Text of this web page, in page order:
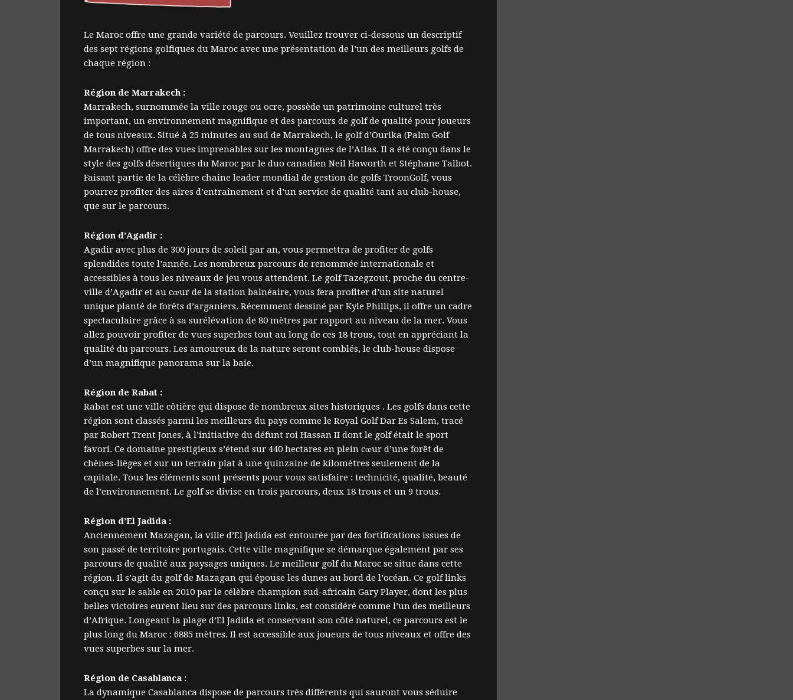
Le Maroc offre une grande variété de parcours. Veuillez trouver ci-dessous un descriptif
des sept régions golfiques du Maroc avec une présentation de l’un des meilleurs golfs de
chaque région :
Région de Marrakech :
Marrakech, surnommée la ville rouge ou ocre, possède un patrimoine culturel très
important, un environnement magnifique et des parcours de golf de qualité pour joueurs
de tous niveaux. Situé à 25 minutes au sud de Marrakech, le golf d’Ourika (Palm Golf
Marrakech) offre des vues imprenables sur les montagnes de l’Atlas. Il a été conçu dans le
style des golfs désertiques du Maroc par le duo canadien Neil Haworth et Stéphane Talbot.
Faisant partie de la célèbre chaîne leader mondial de gestion de golfs TroonGolf, vous
pourrez profiter des aires d’entraînement et d’un service de qualité tant au club-house,
que sur le parcours.
Région d’Agadir :
Agadir avec plus de 300 jours de soleil par an, vous permettra de profiter de golfs
splendides toute l’année. Les nombreux parcours de renommée internationale et
accessibles à tous les niveaux de jeu vous attendent. Le golf Tazegzout, proche du centre-
ville d’Agadir et au cœur de la station balnéaire, vous fera profiter d’un site naturel
unique planté de forêts d’arganiers. Récemment dessiné par Kyle Phillips, il offre un cadre
spectaculaire grâce à sa surélévation de 80 mètres par rapport au niveau de la mer. Vous
allez pouvoir profiter de vues superbes tout au long de ces 18 trous, tout en appréciant la
qualité du parcours. Les amoureux de la nature seront comblés, le club-house dispose
d’un magnifique panorama sur la baie.
Région de Rabat :
Rabat est une ville côtière qui dispose de nombreux sites historiques . Les golfs dans cette
région sont classés parmi les meilleurs du pays comme le Royal Golf Dar Es Salem, tracé
par Robert Trent Jones, à l’initiative du défunt roi Hassan II dont le golf était le sport
favori. Ce domaine prestigieux s’étend sur 440 hectares en plein cœur d’une forêt de
chênes-lièges et sur un terrain plat à une quinzaine de kilomètres seulement de la
capitale. Tous les éléments sont présents pour vous satisfaire : technicité, qualité, beauté
de l’environnement. Le golf se divise en trois parcours, deux 18 trous et un 9 trous.
Région d’El Jadida :
Anciennement Mazagan, la ville d’El Jadida est entourée par des fortifications issues de
son passé de territoire portugais. Cette ville magnifique se démarque également par ses
parcours de qualité aux paysages uniques. Le meilleur golf du Maroc se situe dans cette
région. Il s’agit du golf de Mazagan qui épouse les dunes au bord de l’océan. Ce golf links
conçu sur le sable en 2010 par le célèbre champion sud-africain Gary Player, dont les plus
belles victoires eurent lieu sur des parcours links, est considéré comme l’un des meilleurs
d’Afrique. Longeant la plage d’El Jadida et conservant son côté naturel, ce parcours est le
plus long du Maroc : 6885 mètres. Il est accessible aux joueurs de tous niveaux et offre des
vues superbes sur la mer.
Région de Casablanca :
La dynamique Casablanca dispose de parcours très différents qui sauront vous séduire